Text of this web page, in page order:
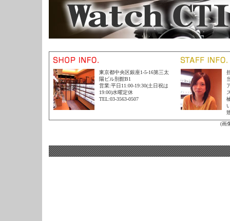
東京都中央区銀座1-5-16第三太
陽ビル別館B1
営業:平日11:00-19:30(土日祝は
19:00)水曜定休
TEL:03-3563-0507
(画